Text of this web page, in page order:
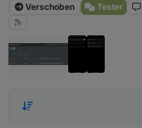
Verschoben Tester